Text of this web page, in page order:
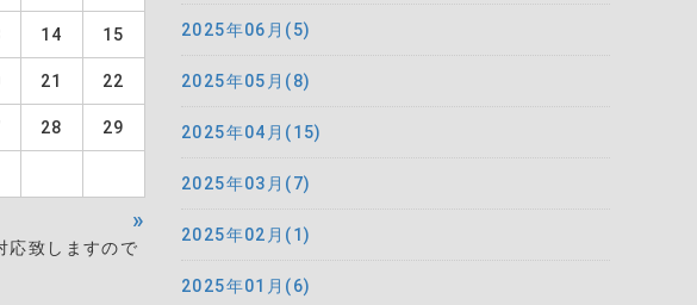
14 15
21 22
28 29
»
応致しますので
2025年06月(5)
2025年05月(8)
2025年04月(15)
2025年03月(7)
2025年02月(1)
2025年01月(6)